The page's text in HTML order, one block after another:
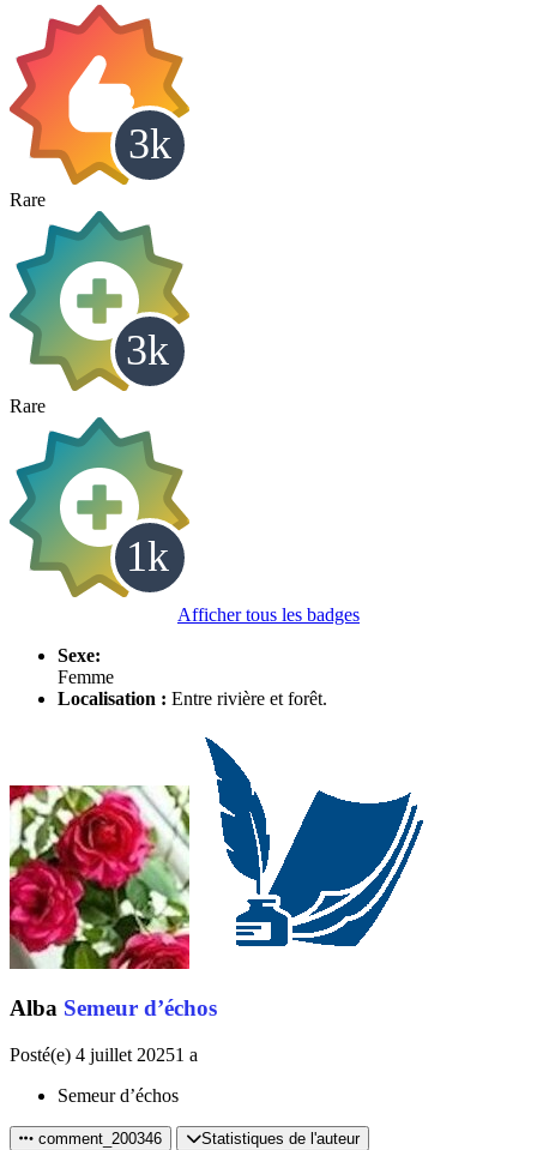
Rare
Rare
Afficher tous les badges
Sexe:
Femme
Localisation : Entre rivière et forêt.
Alba Semeur d’échos
Posté(e) 4 juillet 20251 a
Semeur d’échos
comment_200346 Statistiques de l'auteur